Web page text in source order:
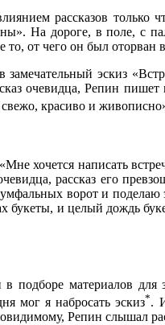
рассказов только
На дороге, в поле, с
от чего он был оторван
эскиз
очевидца, Репин
красиво и
хочется написать
рассказ его
ворот и
и целый дождь
материалов для
мог я набросать эскиз*.
Репин слышал